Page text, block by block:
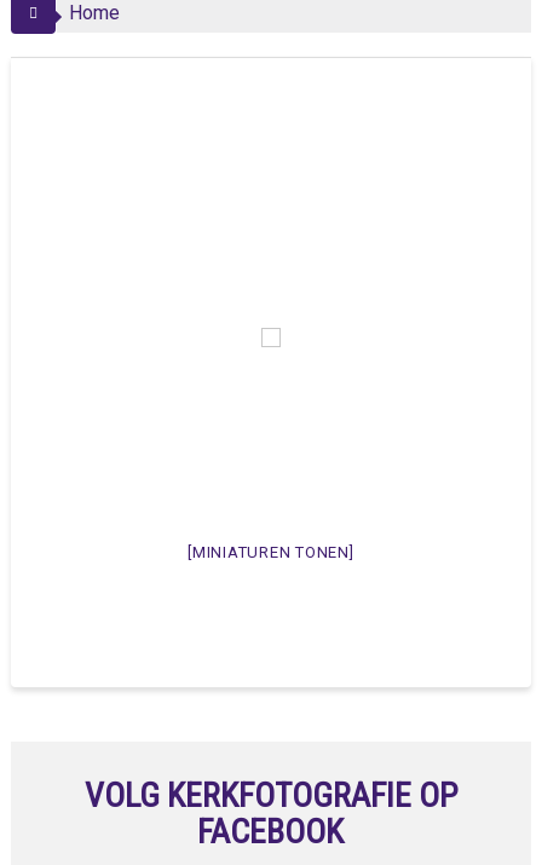
Home
[MINIATUREN TONEN]
VOLG KERKFOTOGRAFIE OP
FACEBOOK